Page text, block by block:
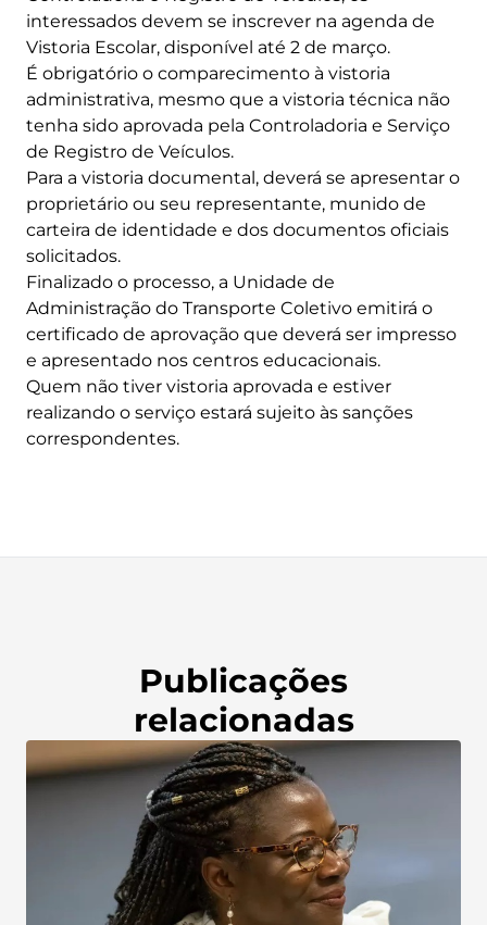
interessados ​​devem se inscrever na agenda de
Vistoria Escolar, disponível até 2 de março.
É obrigatório o comparecimento à vistoria
administrativa, mesmo que a vistoria técnica não
tenha sido aprovada pela Controladoria e Serviço
de Registro de Veículos.
Para a vistoria documental, deverá se apresentar o
proprietário ou seu representante, munido de
carteira de identidade e dos documentos oficiais
solicitados.
Finalizado o processo, a Unidade de
Administração do Transporte Coletivo emitirá o
certificado de aprovação que deverá ser impresso
e apresentado nos centros educacionais.
Quem não tiver vistoria aprovada e estiver
realizando o serviço estará sujeito às sanções
correspondentes.
Publicações
relacionadas